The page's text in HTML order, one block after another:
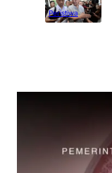
Peristiwa